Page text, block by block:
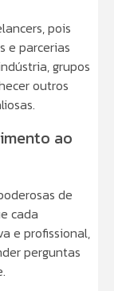
pois
e parcerias
grupos
outros
ao
de
cada
e profissional,
perguntas